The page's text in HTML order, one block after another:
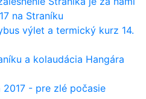
na Straníku
výlet a termický kurz 14.
a kolaudácia Hangára
- pre zlé počasie